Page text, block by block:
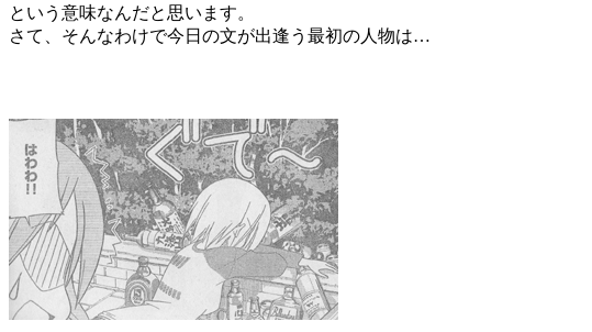
という意味なんだと思います。
さて、そんなわけで今日の文が出逢う最初の人物は…